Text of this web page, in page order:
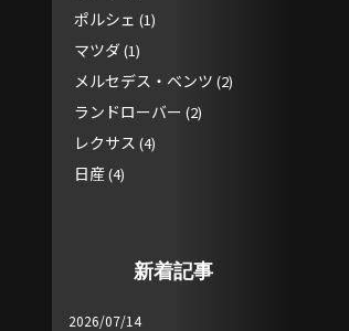
ポルシェ (1)
マツダ (1)
メルセデス・ベンツ (2)
ランドローバー (2)
レクサス (4)
日産(4)
新着記事
2026/07/14